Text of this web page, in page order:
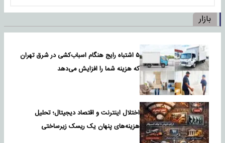
بازار
۵ اشتباه رایج هنگام اسباب‌کشی در شرق تهران
که هزینه شما را افزایش می‌دهد
اختلال اینترنت و اقتصاد دیجیتال؛ تحلیل
هزینه‌های پنهان یک ریسک زیرساختی